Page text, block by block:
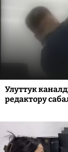
Улуттук
редактору